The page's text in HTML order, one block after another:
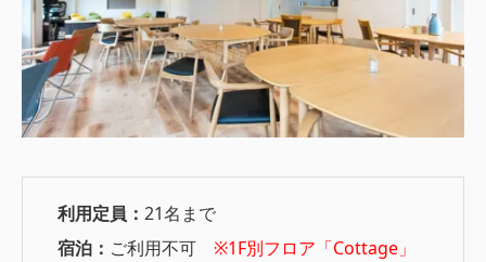
利用定員： 21名まで
宿泊： ご利用不可 ※1F別フロア「Cottage」